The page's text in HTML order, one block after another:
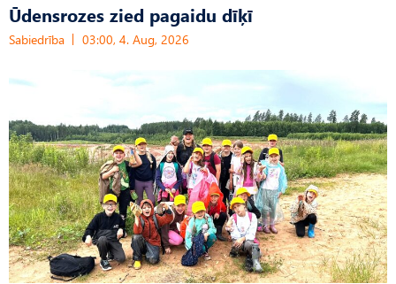
Ūdensrozes zied pagaidu dīķī
Sabiedrība 03:00, 4. Aug, 2026